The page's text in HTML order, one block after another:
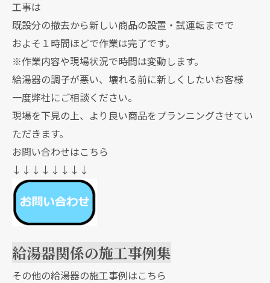
工事は
既設分の撤去から新しい商品の設置・試運転までで
およそ１時間ほどで作業は完了です。
※作業内容や現場状況で時間は変動します。
給湯器の調子が悪い、壊れる前に新しくしたいお客様
一度弊社にご相談ください。
現場を下見の上、より良い商品をプランニングさせてい
ただきます。
お問い合わせはこちら
↓↓↓↓↓↓↓↓
給湯器関係の施工事例集
その他の給湯器の施工事例はこちら